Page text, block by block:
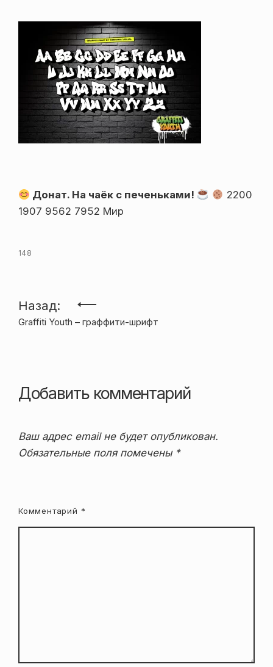
Донат. На чаёк с печеньками!
2200
1907 9562 7952 Мир
148
Навигация
по
Назад:
Graffiti Youth – граффити-шрифт
Добавить комментарий
Ваш адрес email не будет опубликован.
Обязательные поля помечены *
Комментарий *